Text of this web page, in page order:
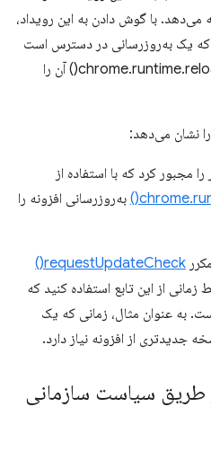
می‌دهد. با گوش دادن به این رویداد،
یک به‌روزرسانی در دسترس است
و در صورت لزوم، با استفاده از chrome.runtime.reload() آن را
نشان می‌دهد:
مجبور کرد که با استفاده از
به‌روزرسانی افزونه را
requestUpdateCheck()
از این تابع استفاده کنید که
به عنوان مثال، زمانی که یک
طریق سیاست سازمانی